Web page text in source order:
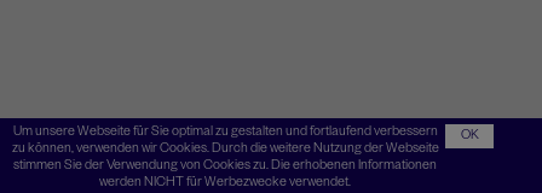
Um unsere Webseite für Sie optimal zu gestalten und fortlaufend verbessern
zu können, verwenden wir Cookies. Durch die weitere Nutzung der Webseite
stimmen Sie der Verwendung von Cookies zu. Die erhobenen Informationen
werden NICHT für Werbezwecke verwendet.
OK